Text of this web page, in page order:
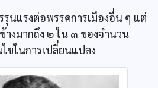
รุนแรงต่อพรรคการเมืองอื่น ๆ แต่
างมากถึง ๒ ใน ๓ ของจำนวน
ขในการเปลี่ยนแปลง